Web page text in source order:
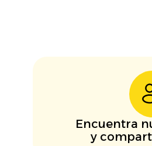
Encuentra
y